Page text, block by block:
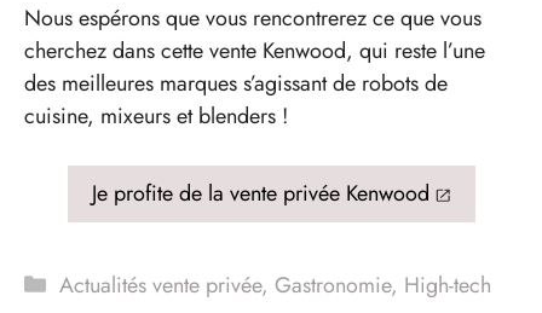
Nous espérons que vous rencontrerez ce que vous
cherchez dans cette vente Kenwood, qui reste l’une
des meilleures marques s’agissant de robots de
cuisine, mixeurs et blenders !
Je profite de la vente privée Kenwood
Catégories
Actualités vente privée, Gastronomie, High-tech